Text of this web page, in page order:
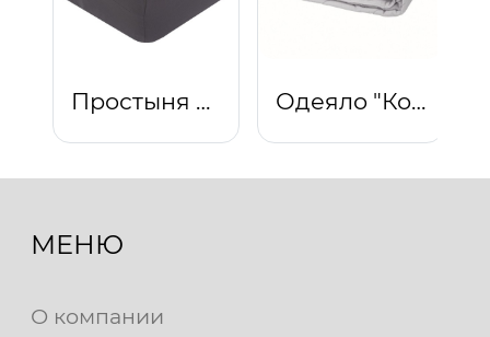
Простыня на резинке "Графит" Одеяло "Комфорт" облегченное (светло-серый)
МЕНЮ
О компании